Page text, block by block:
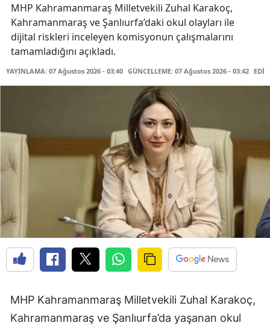
MHP Kahramanmaraş Milletvekili Zuhal Karakoç,
Kahramanmaraş ve Şanlıurfa’daki okul olayları ile
dijital riskleri inceleyen komisyonun çalışmalarını
tamamladığını açıkladı.
YAYINLAMA: 07 Ağustos 2026 - 03:40 GÜNCELLEME: 07 Ağustos 2026 - 03:42
MHP Kahramanmaraş Milletvekili Zuhal Karakoç,
Kahramanmaraş ve Şanlıurfa’da yaşanan okul